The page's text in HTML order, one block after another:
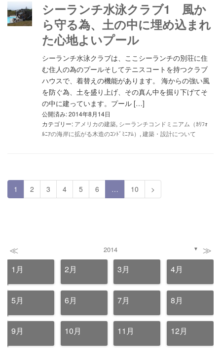
シーランチ水泳クラブ1 風か
ら守る為、土の中に埋め込まれ
た心地よいプール
シーランチ水泳クラブは、ここシーランチの別荘に住
む住人の為のプールそしてテニスコートを持つクラブ
ハウスで、着替えの機能があります。 海からの強い風
を防ぐ為、土を盛り上げ、その真ん中を掘り下げてそ
の中に建っています。プール […]
公開済み: 2014年8月14日
カテゴリー: アメリカの建築, シーランチコンドミニアム（ｶﾘﾌｫ
ﾙﾆｱの海岸に拡がる木造のｺﾝﾄﾞﾐﾆｱﾑ） , 建築・設計について
1 2 3 4 5 6 … 10 >
≪ 2014 ▼ ≫
1月 2月 3月 4月
5月 6月 7月 8月
9月 10月 11月 12月